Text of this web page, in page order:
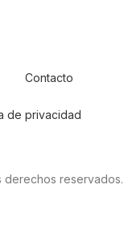
Contacto
de privacidad
derechos reservados.